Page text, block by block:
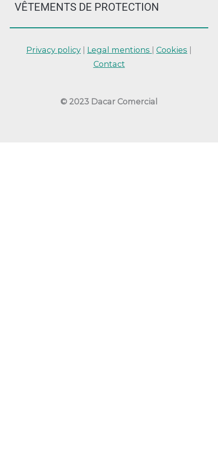
VÊTEMENTS DE PROTECTION
© 2023 Dacar Comercial
Privacy policy | Legal mentions | Cookies |
Contact